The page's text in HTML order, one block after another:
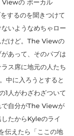
Viewの ボーカル
するのを聞きつけて
いようなめちゃロー
だけど。The Viewの
あって、そのパブは
ス席に地元の人たち
中に入ろうとすると
1人がわざわざついて
で自分がThe Viewが
たからKyleのライ
伝えたら「ここの地